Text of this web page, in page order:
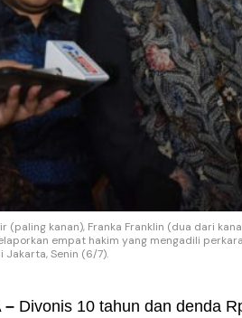
(paling kanan), Franka Franklin (dua dari
empat hakim yang mengadili
Jakarta, Senin (6/7).
– Divonis 10 tahun dan denda